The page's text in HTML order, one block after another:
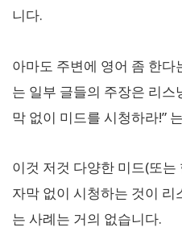
니다.
아마도 주변에 영어 좀 한
는 일부 글들의 주장은 리스
막 없이 미드를 시청하라!”
이것 저것 다양한 미드(또
자막 없이 시청하는 것이
는 사례는 거의 없습니다.